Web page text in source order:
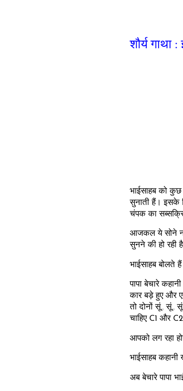
शौर्य गाथा
भाईसाहब को कुछ
सुनाती हैं। इसके
चंपक का
आजकल ये सोने
सुनने की हो रही
भाईसाहब बोलते
पापा बेचारे
कार बड़े हुए और
तो दोनों सूं.. सूं..
चाहिए C1 और
आपको लग रहा
भाईसाहब कहानी
अब बेचारे पापा